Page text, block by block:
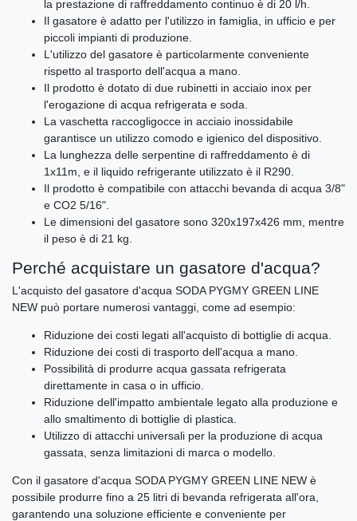
la prestazione di raffreddamento continuo è di 20 l/h.
Il gasatore è adatto per l'utilizzo in famiglia, in ufficio e per
piccoli impianti di produzione.
L'utilizzo del gasatore è particolarmente conveniente
rispetto al trasporto dell'acqua a mano.
Il prodotto è dotato di due rubinetti in acciaio inox per
l'erogazione di acqua refrigerata e soda.
La vaschetta raccogligocce in acciaio inossidabile
garantisce un utilizzo comodo e igienico del dispositivo.
La lunghezza delle serpentine di raffreddamento è di
1x11m, e il liquido refrigerante utilizzato è il R290.
Il prodotto è compatibile con attacchi bevanda di acqua 3/8"
e CO2 5/16".
Le dimensioni del gasatore sono 320x197x426 mm, mentre
il peso è di 21 kg.
Perché acquistare un gasatore d'acqua?
L'acquisto del gasatore d'acqua SODA PYGMY GREEN LINE
NEW può portare numerosi vantaggi, come ad esempio:
Riduzione dei costi legati all'acquisto di bottiglie di acqua.
Riduzione dei costi di trasporto dell'acqua a mano.
Possibilità di produrre acqua gassata refrigerata
direttamente in casa o in ufficio.
Riduzione dell'impatto ambientale legato alla produzione e
allo smaltimento di bottiglie di plastica.
Utilizzo di attacchi universali per la produzione di acqua
gassata, senza limitazioni di marca o modello.
Con il gasatore d'acqua SODA PYGMY GREEN LINE NEW è
possibile produrre fino a 25 litri di bevanda refrigerata all'ora,
garantendo una soluzione efficiente e conveniente per